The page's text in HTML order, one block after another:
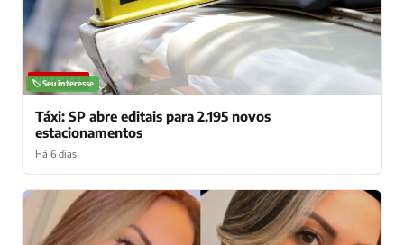
NOTÍCIAS
🏷️ Seu interesse
Táxi: SP abre editais para 2.195 novos
estacionamentos
Há 6 dias